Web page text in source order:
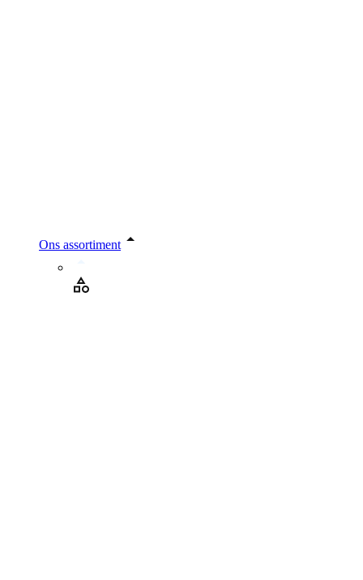
Ons assortiment